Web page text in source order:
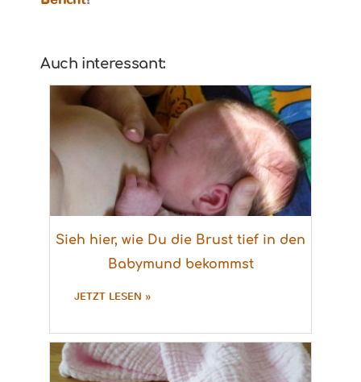
Auch interessant:
Sieh hier, wie Du die Brust tief in den
Babymund bekommst
JETZT LESEN »